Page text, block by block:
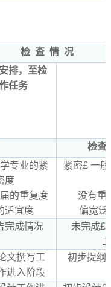
检 查 情 况
排，至检
任务
检查
专业的紧
度
的重复度
适宜度
紧密£ 一
没有重
偏宽泛
完成情况
未完成£
□
文撰写工
进入阶段
初步提纲